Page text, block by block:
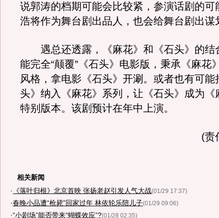
说郭涛的档期可能会比较紧，参演话剧的可
浩将作为舞台剧出品人，也会给舞台剧出谋
遇总还透露，《麻花》和《石头》的结
能完全“颠覆”《石头》电影版，秉承《麻花
风格，拿电影《石头》开涮。或者也有可能
头》纳入《麻花》系列，让《石头》成为《
特别版本。该剧预计在年中上演。
(责
相关新闻
·
《落叶归根》北京首映 张扬老赵引发人气大战(01/29 17:37)
·春晚小品遭“枪毙”回家过年 林依轮乐陪儿子(01/29 09:06)
·“小剧场”能否带来“蝴蝶效应”?(01/28 02:35)